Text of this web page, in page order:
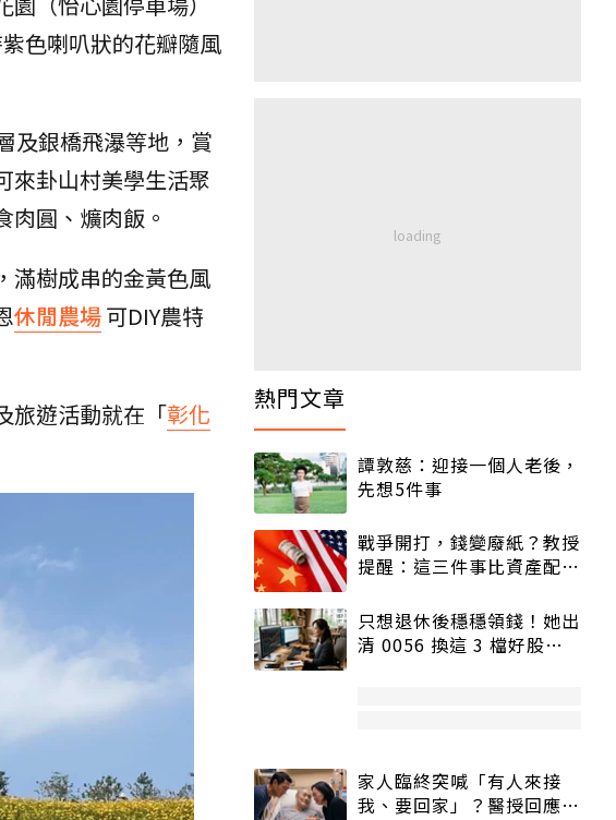
色喇叭狀的花瓣隨風
及銀橋飛瀑等地，賞
來卦山村美學生活聚
圓、爌肉飯。
滿樹成串的金黃色風
休閒農場可DIY農特
旅遊活動就在「彰化
熱門文章
譚敦慈：迎接一個人老後，
先想5件事
戰爭開打，錢變廢紙？教授
提醒：這三件事比資產配置
只想退休後穩穩領錢！她出
清 0056 換這 3 檔好股：
家人臨終突喊「有人來接
我、要回家」？醫授回應方